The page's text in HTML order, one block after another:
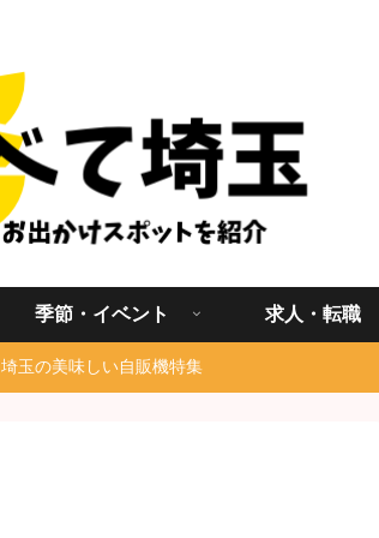
季節・イベント 求人・転職
埼玉の美味しい自販機特集